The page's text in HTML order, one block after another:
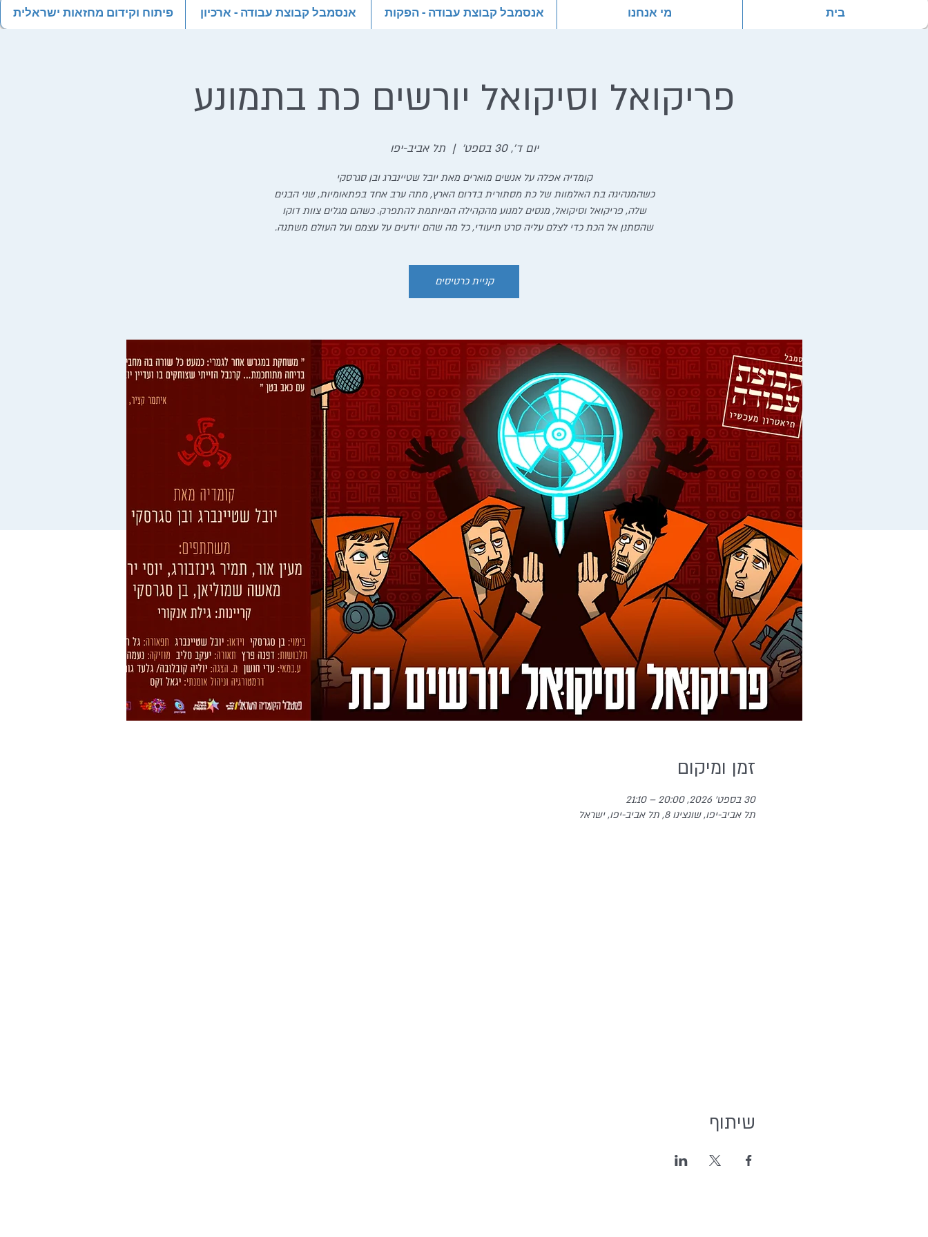
בית מי אנחנו אנסמבל קבוצת עבודה - הפקות אנסמבל קבוצת עבודה - ארכיון פיתוח וקידום מחזאות ישראלית
פריקואל וסיקואל יורשים כת בתמונע
יום ד׳, 30 בספט׳
  |
תל אביב-יפו
כשהמנהיגה בת האלמוות של כת מסתורית בדרום הארץ, מתה ערב אחד בפתאומיות, שני הבנים
שלה, פריקואל וסיקואל, מנסים למנוע מהקהילה המיותמת להתפרק. כשהם מגלים צוות דוקו
שהסתנן אל הכת כדי לצלם עליה סרט תיעודי, כל מה שהם יודעים על עצמם ועל העולם משתנה.
קניית כרטיסים
זמן ומיקום
30 בספט׳ 2026, 20:00 – 21:10
תל אביב-יפו, שונצינו 8, תל אביב-יפו, ישראל
שיתוף